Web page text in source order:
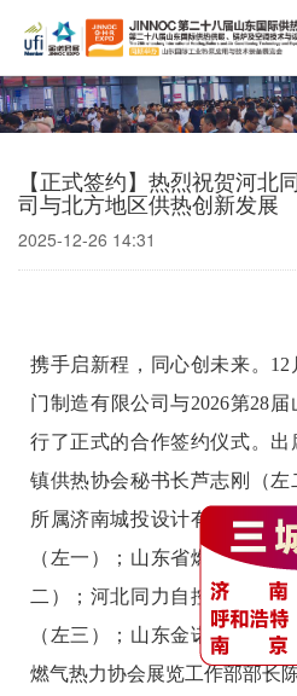
【正式签约】热烈祝贺河北
司与北方地区供热创新发展
2025-12-26 14:31
携手启新程，同心创未来。
门制造有限公司与2026第28
行了正式的合作签约仪式。
镇供热协会秘书长芦志刚（左
所属济南城投设计有限公司
（左一）；山东省燃气热力
二）；河北同力自控阀门制
（左三）；山东金诺国际会
燃气热力协会展览工作部部长